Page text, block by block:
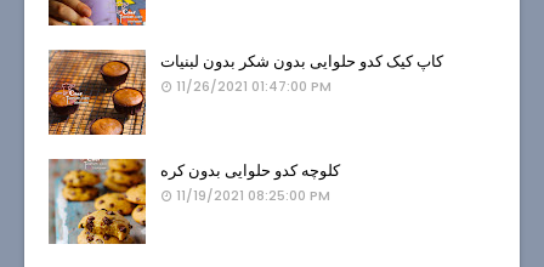
کاپ کیک کدو حلوایی بدون شکر بدون لبنیات
11/26/2021 01:47:00 PM
کلوچه کدو حلوایی بدون کره
11/19/2021 08:25:00 PM